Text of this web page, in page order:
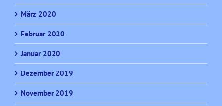
März 2020
Februar 2020
Januar 2020
Dezember 2019
November 2019